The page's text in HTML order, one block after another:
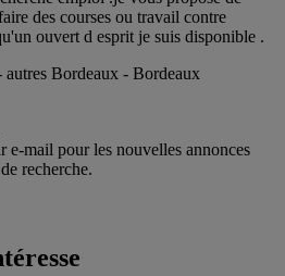
des courses ou travail contre
ouvert d esprit je suis disponible .
autres Bordeaux - Bordeaux
e-mail pour les nouvelles annonces
recherche.